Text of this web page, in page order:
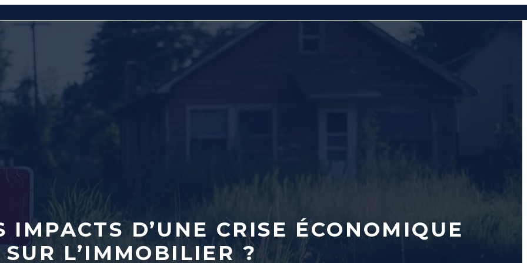
IMPACTS D’UNE CRISE ÉCONOMIQUE
SUR L’IMMOBILIER ?